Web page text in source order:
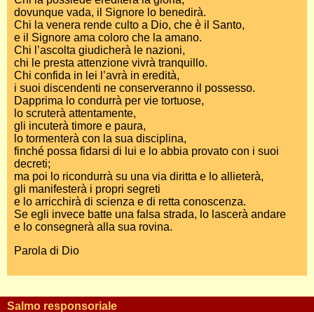
dovunque vada, il Signore lo benedirà.
Chi la venera rende culto a Dio, che è il Santo,
e il Signore ama coloro che la amano.
Chi l’ascolta giudicherà le nazioni,
chi le presta attenzione vivrà tranquillo.
Chi confida in lei l’avrà in eredità,
i suoi discendenti ne conserveranno il possesso.
Dapprima lo condurrà per vie tortuose,
lo scruterà attentamente,
gli incuterà timore e paura,
lo tormenterà con la sua disciplina,
finché possa fidarsi di lui e lo abbia provato con i suoi
decreti;
ma poi lo ricondurrà su una via diritta e lo allieterà,
gli manifesterà i propri segreti
e lo arricchirà di scienza e di retta conoscenza.
Se egli invece batte una falsa strada, lo lascerà andare
e lo consegnerà alla sua rovina.
Parola di Dio
Salmo responsoriale